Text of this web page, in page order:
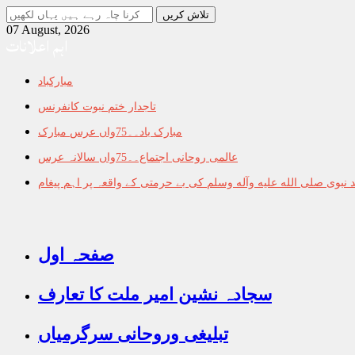
جو
تلاش
یہاں
07 August, 2026
اہم اعلانات
مبارکباد
تاجدار ختم نبوت کانفرنس
مبارک باد۔۔75واں عرس مبارک
عالمی روحانی اجتماع۔۔75واں سالانہ عرس
نبوی صلى الله عليه وآله وسلم کی بے حرمتی کے واقعہ پر اہم پیغام
صفحہ اول
سجادہ نشین امیر ملت کا تعارف
تبلیغی وروحانی سرگرمیاں